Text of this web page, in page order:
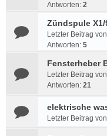
Antworten: 2
Zündspule X1/
Letzter Beitrag von
Antworten: 5
Fensterheber
Letzter Beitrag von
Antworten: 21
elektrische
Letzter Beitrag von